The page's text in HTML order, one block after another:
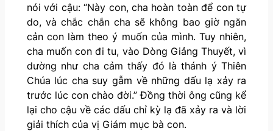
nói với cậu: “Này con, cha hoàn toàn để con tự
do, và chắc chắn cha sẽ không bao giờ ngăn
cản con làm theo ý muốn của mình. Tuy nhiên,
cha muốn con đi tu, vào Dòng Giảng Thuyết, vì
dường như cha cảm thấy đó là thánh ý Thiên
Chúa lúc cha suy gẫm về những dấu lạ xảy ra
trước lúc con chào đời.” Đồng thời ông cũng kể
lại cho cậu về các dấu chỉ kỳ lạ đã xảy ra và lời
giải thích của vị Giám mục bà con.